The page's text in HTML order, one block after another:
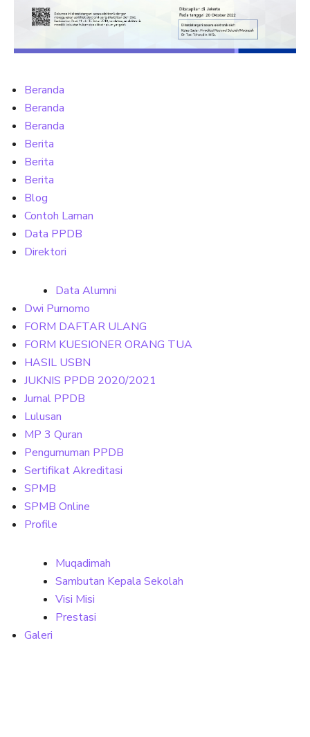
Beranda
Beranda
Beranda
Berita
Berita
Berita
Blog
Contoh Laman
Data PPDB
Direktori
Data Alumni
Dwi Purnomo
FORM DAFTAR ULANG
FORM KUESIONER ORANG TUA
HASIL USBN
JUKNIS PPDB 2020/2021
Jurnal PPDB
Lulusan
MP 3 Quran
Pengumuman PPDB
Sertifikat Akreditasi
SPMB
SPMB Online
Profile
Muqadimah
Sambutan Kepala Sekolah
Visi Misi
Prestasi
Galeri